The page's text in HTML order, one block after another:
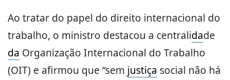
Ao tratar do papel do direito internacional do
trabalho, o ministro destacou a centralidade
da Organização Internacional do Trabalho
(OIT) e afirmou que “sem justiça social não há